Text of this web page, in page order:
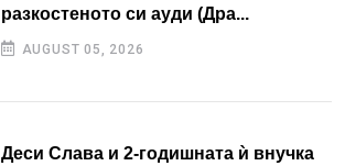
разкостеното си ауди (Дра...
AUGUST 05, 2026
Деси Слава и 2-годишната ѝ внучка